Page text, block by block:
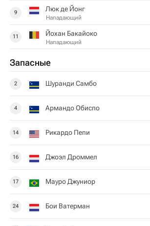
9 Люк де Йонг
Нападающий
11 Йохан Бакайоко
Нападающий
Запасные
2 Шуранди Самбо
4 Армандо Обиспо
14 Рикардо Пепи
16 Джоэл Дроммел
17 Мауро Джуниор
24 Бои Ватерман